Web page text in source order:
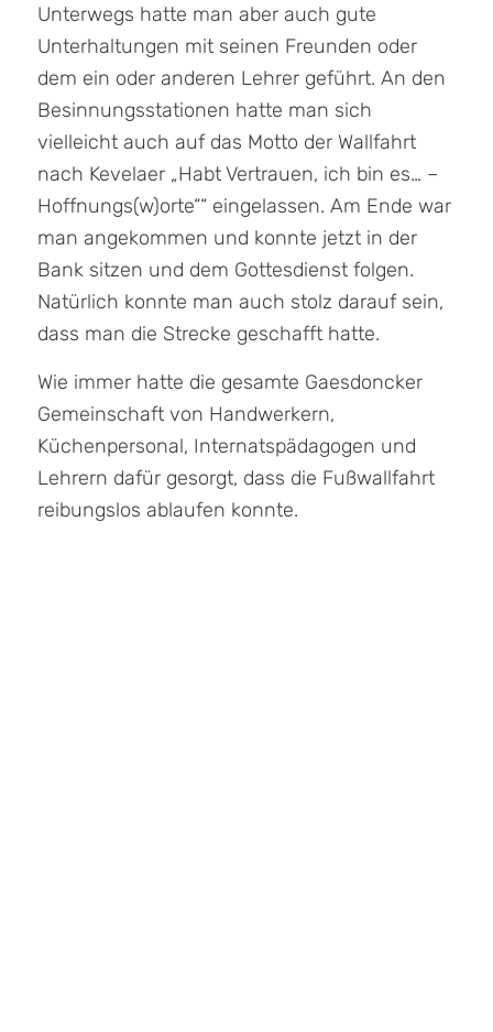
Unterwegs hatte man aber auch gute
Unterhaltungen mit seinen Freunden oder
dem ein oder anderen Lehrer geführt. An den
Besinnungsstationen hatte man sich
vielleicht auch auf das Motto der Wallfahrt
nach Kevelaer „Habt Vertrauen, ich bin es… –
Hoffnungs(w)orte““ eingelassen. Am Ende war
man angekommen und konnte jetzt in der
Bank sitzen und dem Gottesdienst folgen.
Natürlich konnte man auch stolz darauf sein,
dass man die Strecke geschafft hatte.
Wie immer hatte die gesamte Gaesdoncker
Gemeinschaft von Handwerkern,
Küchenpersonal, Internatspädagogen und
Lehrern dafür gesorgt, dass die Fußwallfahrt
reibungslos ablaufen konnte.